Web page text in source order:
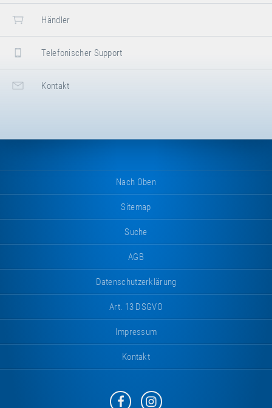
Händler
Telefonischer Support
Kontakt
Nach Oben
Sitemap
Suche
AGB
Datenschutzerklärung
Art. 13 DSGVO
Impressum
Kontakt
EurotrampEurotramp